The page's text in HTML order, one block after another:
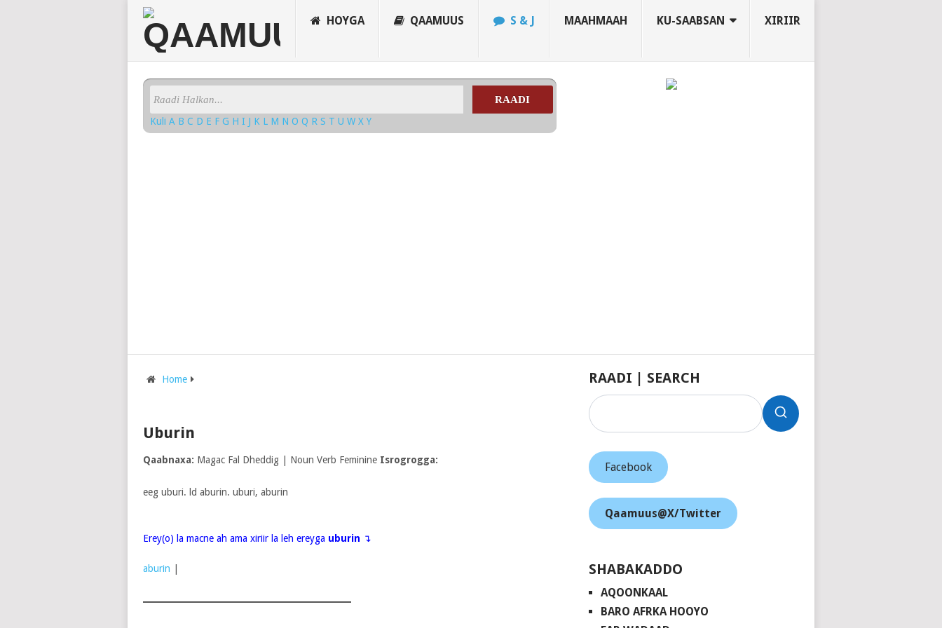
HOYGA QAAMUUS S & J MAAHMAAH KU-SAABSAN XIRIIR
RAADI
Kuli A B C D E F G H I J K L M N O Q R S T U W X Y
Home
Uburin
Qaabnaxa: Magac Fal Dheddig | Noun Verb Feminine Isrogrogga:
eeg uburi. ld aburin. uburi, aburin
Erey(o) la macne ah ama xiriir la leh ereyga uburin ↴
aburin
RAADI | SEARCH
Facebook
Qaamuus@X/Twitter
SHABAKADDO
AQOONKAAL
BARO AFRKA HOOYO